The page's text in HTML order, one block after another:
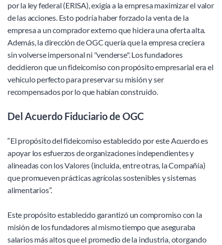
por la ley federal (ERISA), exigía a la empresa maximizar el valor
de las acciones. Esto podría haber forzado la venta de la
empresa a un comprador externo que hiciera una oferta alta.
Además, la dirección de OGC quería que la empresa creciera
sin volverse impersonal ni "venderse". Los fundadores
decidieron que un fideicomiso con propósito empresarial era el
vehículo perfecto para preservar su misión y ser
recompensados por lo que habían construido.
Del Acuerdo Fiduciario de OGC
“El propósito del fideicomiso establecido por este Acuerdo es
apoyar los esfuerzos de organizaciones independientes y
alineadas con los Valores (incluida, entre otras, la Compañía)
que promueven prácticas agrícolas sostenibles y sistemas
alimentarios”.
Este propósito establecido garantizó un compromiso con la
misión de los fundadores al mismo tiempo que aseguraba
salarios más altos que el promedio de la industria, otorgando